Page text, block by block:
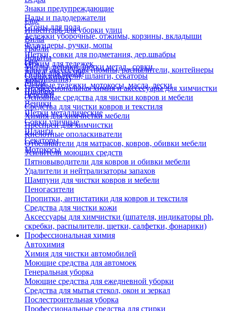
Знаки предупреждающие
Пады и падодержатели
Сгоны для пола
Тележки уборочные, отжимы, корзины, вкладыши
Флаундеры, ручки, мопы
Щетки, совки для подметания, дер.швабры
Отжим для тележек
Ручки для швабр
Мопы
Швабры
Еще
Инвентарь для уборки улиц
Вилы
Грабли
Лопаты
Метлы, веники, щетки метал., совки
Опрыскиватели, шланги, секаторы
Садовые тележки, мотокосы, масла, лески
Черенки
Веники
Щетки металлические
Совки уличные
Шланги
Секаторы
Мотокосы
Еще
Тара и аксессуары (помпы, распылители, контейнеры
замачивания)
Профессиональная химия и акссесуары для химчистки
Основные средства для чистки ковров и мебели
Средства для чистки ковров и текстиля
Химия для химчистки мебели
Преспреи для химчистки
Кислотные ополаскиватели
Отбеливатели для матрасов, ковров, обивки мебели
Усилители моющих средств
Пятновыводители для ковров и обивки мебели
Удалители и нейтрализаторы запахов
Шампуни для чистки ковров и мебели
Пеногасители
Пропитки, антистатики для ковров и текстиля
Средства для чистки кожи
Аксессуары для химчистки (шпателя, индикаторы ph,
скребки, распылители, щетки, салфетки, фонарики)
Профессиональная химия
Автохимия
Химия для чистки автомобилей
Моющие средства для автомоек
Генеральная уборка
Моющие средства для ежедневной уборки
Средства для мытья стекол, окон и зеркал
Послестроительная уборка
Профессиональные средства для стирки